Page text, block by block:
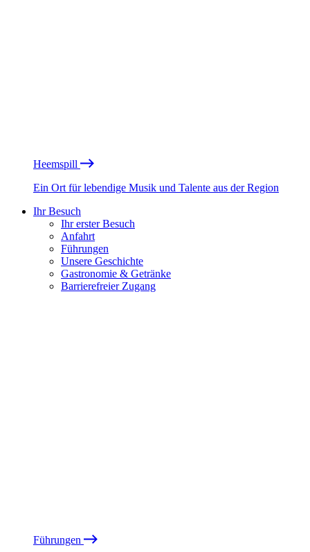
Heemspill
Ein Ort für lebendige Musik und Talente aus der Region
Ihr Besuch
Ihr erster Besuch
Anfahrt
Führungen
Unsere Geschichte
Gastronomie & Getränke
Barrierefreier Zugang
Führungen